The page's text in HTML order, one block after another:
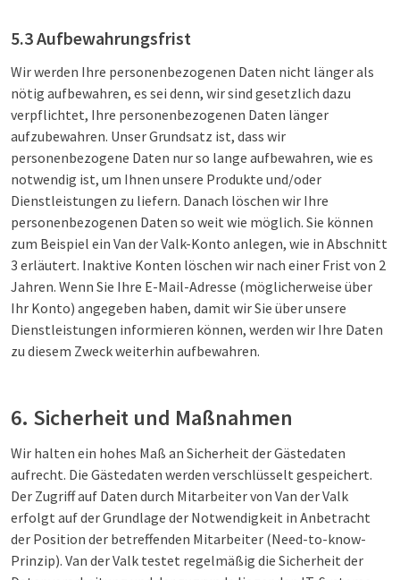
5.3 Aufbewahrungsfrist
Wir werden Ihre personenbezogenen Daten nicht länger als
nötig aufbewahren, es sei denn, wir sind gesetzlich dazu
verpflichtet, Ihre personenbezogenen Daten länger
aufzubewahren. Unser Grundsatz ist, dass wir
personenbezogene Daten nur so lange aufbewahren, wie es
notwendig ist, um Ihnen unsere Produkte und/oder
Dienstleistungen zu liefern. Danach löschen wir Ihre
personenbezogenen Daten so weit wie möglich. Sie können
zum Beispiel ein Van der Valk-Konto anlegen, wie in Abschnitt
3 erläutert. Inaktive Konten löschen wir nach einer Frist von 2
Jahren. Wenn Sie Ihre E-Mail-Adresse (möglicherweise über
Ihr Konto) angegeben haben, damit wir Sie über unsere
Dienstleistungen informieren können, werden wir Ihre Daten
zu diesem Zweck weiterhin aufbewahren.
6. Sicherheit und Maßnahmen
Wir halten ein hohes Maß an Sicherheit der Gästedaten
aufrecht. Die Gästedaten werden verschlüsselt gespeichert.
Der Zugriff auf Daten durch Mitarbeiter von Van der Valk
erfolgt auf der Grundlage der Notwendigkeit in Anbetracht
der Position der betreffenden Mitarbeiter (Need-to-know-
Prinzip). Van der Valk testet regelmäßig die Sicherheit der